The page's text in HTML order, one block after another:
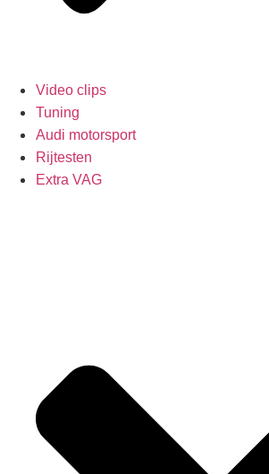
Video clips
Tuning
Audi motorsport
Rijtesten
Extra VAG